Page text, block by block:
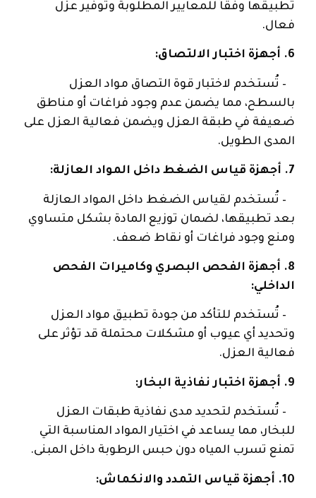
تطبيقها وفقاً للمعايير المطلوبة وتوفير عزل
فعال.
6. أجهزة اختبار الالتصاق:
– تُستخدم لاختبار قوة التصاق مواد العزل
بالسطح، مما يضمن عدم وجود فراغات أو مناطق
ضعيفة في طبقة العزل ويضمن فعالية العزل على
المدى الطويل.
7. أجهزة قياس الضغط داخل المواد العازلة:
– تُستخدم لقياس الضغط داخل المواد العازلة
بعد تطبيقها، لضمان توزيع المادة بشكل متساوي
ومنع وجود فراغات أو نقاط ضعف.
8. أجهزة الفحص البصري وكاميرات الفحص
الداخلي:
– تُستخدم للتأكد من جودة تطبيق مواد العزل
وتحديد أي عيوب أو مشكلات محتملة قد تؤثر على
فعالية العزل.
9. أجهزة اختبار نفاذية البخار:
– تُستخدم لتحديد مدى نفاذية طبقات العزل
للبخار، مما يساعد في اختيار المواد المناسبة التي
تمنع تسرب المياه دون حبس الرطوبة داخل المبنى.
10. أجهزة قياس التمدد والانكماش: